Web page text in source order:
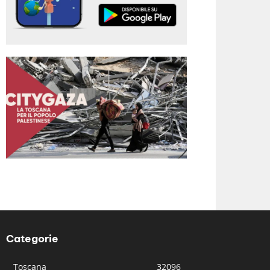
Categorie
Toscana
32096